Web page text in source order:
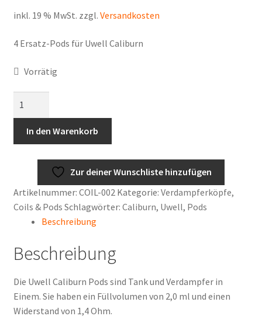
inkl. 19 % MwSt. zzgl. Versandkosten
4 Ersatz-Pods für Uwell Caliburn
Vorrätig
Pods
Menge
In den Warenkorb
Zur deiner Wunschliste hinzufügen
Artikelnummer: COIL-002 Kategorie: Verdampferköpfe,
Coils & Pods Schlagwörter: Caliburn, Uwell, Pods
Beschreibung
Beschreibung
Die Uwell Caliburn Pods sind Tank und Verdampfer in
Einem. Sie haben ein Füllvolumen von 2,0 ml und einen
Widerstand von 1,4 Ohm.